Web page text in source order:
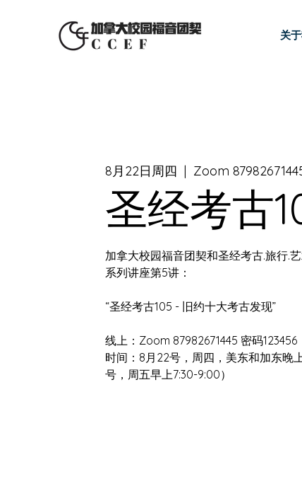
关
8月22日周四
  |
Zoom
圣经考古
加拿大校园福音团契和圣经考古.旅行.
系列讲座第5讲：
“圣经考古105 - 旧约十大考古发现”
线上：Zoom 87982671445 密码123456
时间：8月22号，周四，美东和加东晚
号，周五早上7:30-9:00）